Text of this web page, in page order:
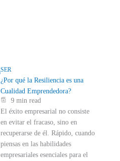
SER
¿Por qué la Resiliencia es una
Cualidad Emprendedora?
9 min read
El éxito empresarial no consiste
en evitar el fracaso, sino en
recuperarse de él. Rápido, cuando
piensas en las habilidades
empresariales esenciales para el